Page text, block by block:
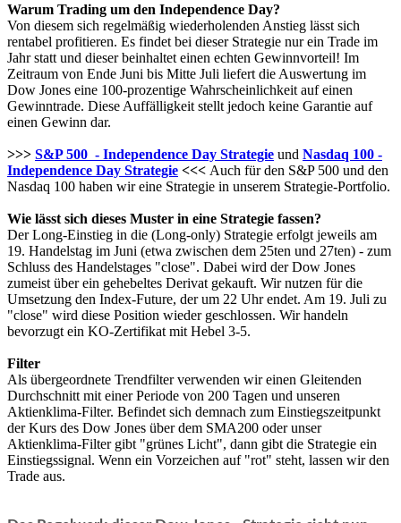
Warum Trading um den Independence Day?
Von diesem sich regelmäßig wiederholenden Anstieg lässt sich
rentabel profitieren. Es findet bei dieser Strategie nur ein Trade im
Jahr statt und dieser beinhaltet einen echten Gewinnvorteil! Im
Zeitraum von Ende Juni bis Mitte Juli liefert die Auswertung im
Dow Jones eine 100-prozentige Wahrscheinlichkeit auf einen
Gewinntrade. Diese Auffälligkeit stellt jedoch keine Garantie auf
einen Gewinn dar.
>>> S&P 500 - Independence Day Strategie und Nasdaq 100 -
Independence Day Strategie <<< Auch für den S&P 500 und den
Nasdaq 100 haben wir eine Strategie in unserem Strategie-Portfolio.
Wie lässt sich dieses Muster in eine Strategie fassen?
Der Long-Einstieg in die (Long-only) Strategie erfolgt jeweils am
19. Handelstag im Juni (etwa zwischen dem 25ten und 27ten) - zum
Schluss des Handelstages "close". Dabei wird der Dow Jones
zumeist über ein gehebeltes Derivat gekauft. Wir nutzen für die
Umsetzung den Index-Future, der um 22 Uhr endet. Am 19. Juli zu
"close" wird diese Position wieder geschlossen. Wir handeln
bevorzugt ein KO-Zertifikat mit Hebel 3-5.
Filter
Als übergeordnete Trendfilter verwenden wir einen Gleitenden
Durchschnitt mit einer Periode von 200 Tagen und unseren
Aktienklima-Filter. Befindet sich demnach zum Einstiegszeitpunkt
der Kurs des Dow Jones über dem SMA200 oder unser
Aktienklima-Filter gibt "grünes Licht", dann gibt die Strategie ein
Einstiegssignal. Wenn ein Vorzeichen auf "rot" steht, lassen wir den
Trade aus.